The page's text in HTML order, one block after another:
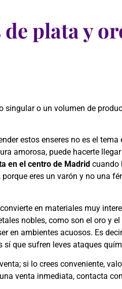
plata y
singular o un volumen de
estos enseres no es el tema
amorosa, puede hacerte
en el centro de Madrid cuando
eres un varón y no una
en materiales muy
nobles, como son el oro y
en ambientes acuosos. Es
que sufren leves ataques
si lo crees conveniente,
venta inmediata, contacta con